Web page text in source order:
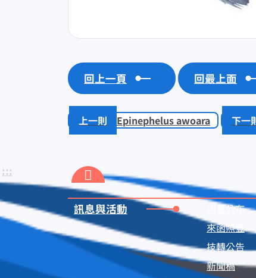
回上一頁 回最上面
Epinephelus awoara
:::
訊息與活動
消息公布
來函照登
技轉公告
新聞稿